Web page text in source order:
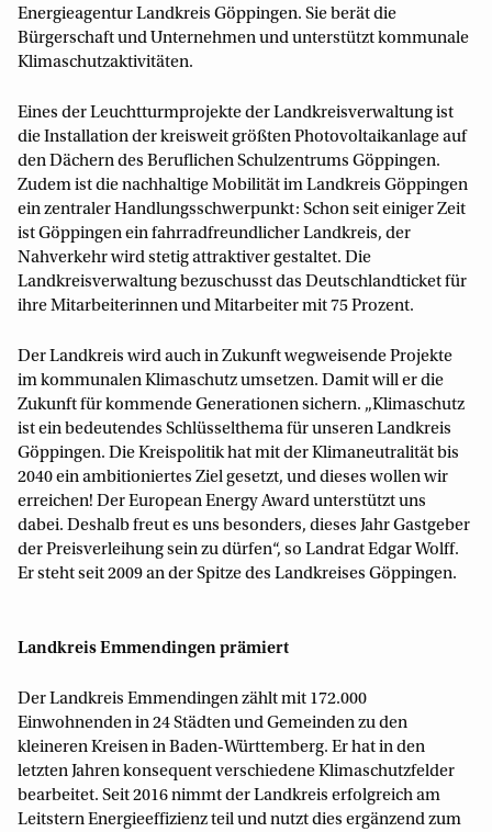
Energieagentur Landkreis Göppingen. Sie berät die
Bürgerschaft und Unternehmen und unterstützt kommunale
Klimaschutzaktivitäten.
Eines der Leuchtturmprojekte der Landkreisverwaltung ist
die Installation der kreisweit größten Photovoltaikanlage auf
den Dächern des Beruflichen Schulzentrums Göppingen.
Zudem ist die nachhaltige Mobilität im Landkreis Göppingen
ein zentraler Handlungsschwerpunkt: Schon seit einiger Zeit
ist Göppingen ein fahrradfreundlicher Landkreis, der
Nahverkehr wird stetig attraktiver gestaltet. Die
Landkreisverwaltung bezuschusst das Deutschlandticket für
ihre Mitarbeiterinnen und Mitarbeiter mit 75 Prozent.
Der Landkreis wird auch in Zukunft wegweisende Projekte
im kommunalen Klimaschutz umsetzen. Damit will er die
Zukunft für kommende Generationen sichern. „Klimaschutz
ist ein bedeutendes Schlüsselthema für unseren Landkreis
Göppingen. Die Kreispolitik hat mit der Klimaneutralität bis
2040 ein ambitioniertes Ziel gesetzt, und dieses wollen wir
erreichen! Der European Energy Award unterstützt uns
dabei. Deshalb freut es uns besonders, dieses Jahr Gastgeber
der Preisverleihung sein zu dürfen“, so Landrat Edgar Wolff.
Er steht seit 2009 an der Spitze des Landkreises Göppingen.
Landkreis Emmendingen prämiert
Der Landkreis Emmendingen zählt mit 172.000
Einwohnenden in 24 Städten und Gemeinden zu den
kleineren Kreisen in Baden-Württemberg. Er hat in den
letzten Jahren konsequent verschiedene Klimaschutzfelder
bearbeitet. Seit 2016 nimmt der Landkreis erfolgreich am
Leitstern Energieeffizienz teil und nutzt dies ergänzend zum